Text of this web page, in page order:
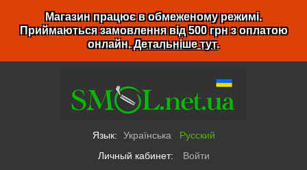
Магазин працює в обмеженому режимі.
Приймаються замовлення від 500 грн з оплатою
онлайн.Детальніше тут.
Язык: Українська
Русский
Личный кабинет:
Войти